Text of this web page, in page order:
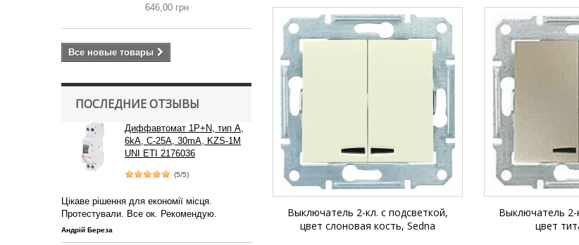
646,00 грн
Все новые товары
ПОСЛЕДНИЕ ОТЗЫВЫ
Диффавтомат 1P+N, тип А,
6kA, C-25A, 30mA, KZS-1M
UNI ETI 2176036
(5/5)
Цікаве рішення для економії місця.
Протестували. Все ок. Рекомендую.
Андрій Береза
Выключатель 2-кл. с подсветкой,
цвет слоновая кость, Sedna
Выключатель 2-
цвет